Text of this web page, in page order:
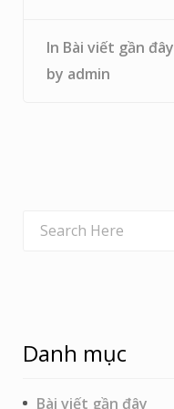
In Bài viết gần đây
by admin
Danh mục
Bài viết gần đây